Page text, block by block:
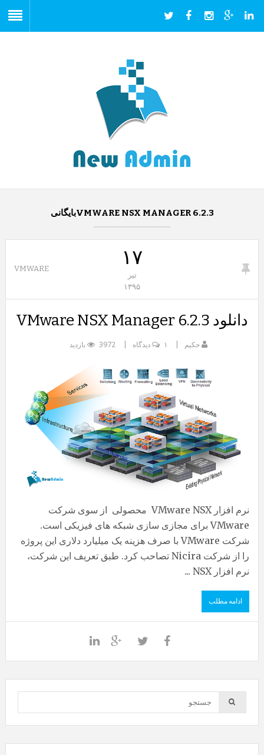
VMWARE NSX MANAGER 6.2.3بایگانی
۱۷
تیر
۱۳۹۵
VMWARE
دانلود VMware NSX Manager 6.2.3
حکیم ۱ دیدگاه 3972 بازدید
نرم افزار VMware NSX محصولی از سوی شرکت
VMware برای مجازی سازی شبکه های فیزیکی است.
شرکت VMware با صرف هزینه یک میلیارد دلاری این پروژه
را از شرکت Nicira تصاحب کرد. طبق تعریف این شرکت،
نرم افزار NSX ...
ادامه مطلب